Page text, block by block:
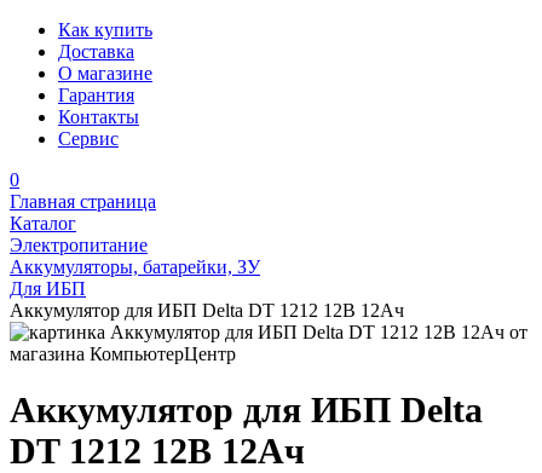
Как купить
Доставка
О магазине
Гарантия
Контакты
Сервис
0
Главная страница
Каталог
Электропитание
Аккумуляторы, батарейки, ЗУ
Для ИБП
Аккумулятор для ИБП Delta DT 1212 12В 12Ач
Аккумулятор для ИБП Delta
DT 1212 12В 12Ач